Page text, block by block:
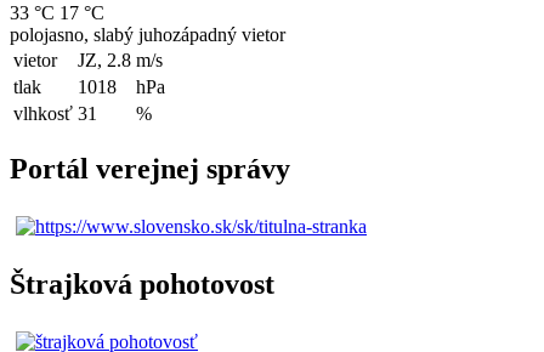
33 °C 17 °C
polojasno, slabý juhozápadný vietor
vietor
JZ, 2.8 m/s
tlak
1018
hPa
vlhkosť 31 %
Portál verejnej správy
Štrajková pohotovost